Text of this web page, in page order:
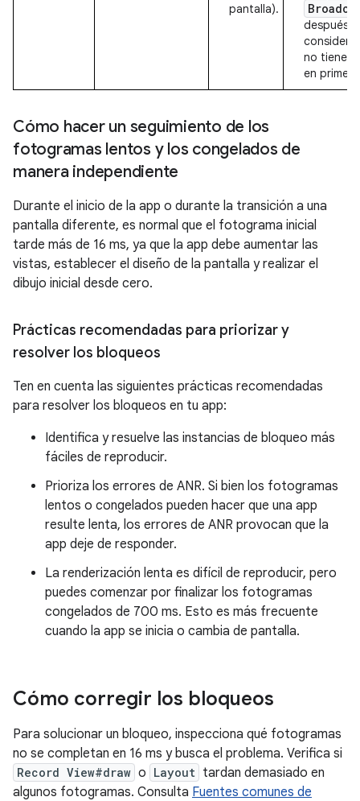
pantalla).
después
no tienes
en primer
Cómo hacer un seguimiento de los
fotogramas lentos y los congelados de
manera independiente
Durante el inicio de la app o durante la transición a una
pantalla diferente, es normal que el fotograma inicial
tarde más de 16 ms, ya que la app debe aumentar las
vistas, establecer el diseño de la pantalla y realizar el
dibujo inicial desde cero.
Prácticas recomendadas para priorizar y
resolver los bloqueos
Ten en cuenta las siguientes prácticas recomendadas
para resolver los bloqueos en tu app:
Identifica y resuelve las instancias de bloqueo más
fáciles de reproducir.
Prioriza los errores de ANR. Si bien los fotogramas
lentos o congelados pueden hacer que una app
resulte lenta, los errores de ANR provocan que la
app deje de responder.
La renderización lenta es difícil de reproducir, pero
puedes comenzar por finalizar los fotogramas
congelados de 700 ms. Esto es más frecuente
cuando la app se inicia o cambia de pantalla.
Cómo corregir los bloqueos
Para solucionar un bloqueo, inspecciona qué fotogramas
no se completan en 16 ms y busca el problema. Verifica si
Record View#draw o Layout tardan demasiado en
algunos fotogramas. Consulta Fuentes comunes de